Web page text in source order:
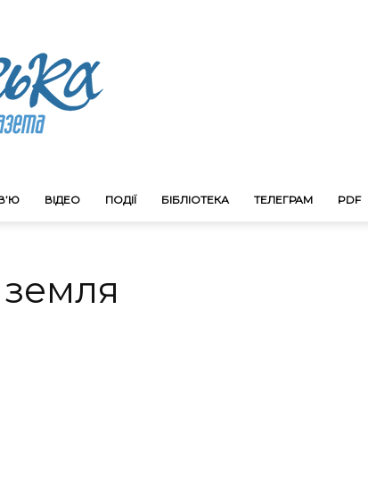
ВІДЕО ПОДІЇ БІБЛІОТЕКА ТЕЛЕГРАМ PDF